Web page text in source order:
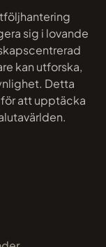
sig i lovande
kan utforska,
Detta
att upptäcka